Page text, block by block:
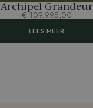
Archipel Grandeur
€ 109.995,00
LEES MEER